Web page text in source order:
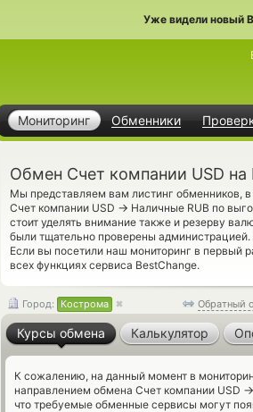
Уже видели новый
Мониторинг Обменники
Обмен Счет компании USD
Мы представляем вам листинг обменников,
Счет компании USD → Наличные RUB по
стоит уделять внимание также и резерву
были тщательно проверены администрацией.
Если вы посетили наш мониторинг в первый
всех функциях сервиса BestChange.
Обратный
Город: Кострома
Курсы обмена Калькулятор
К сожалению, на данный момент в
направлением обмена Счет компании USD →
что требуемые обменные сервисы могут